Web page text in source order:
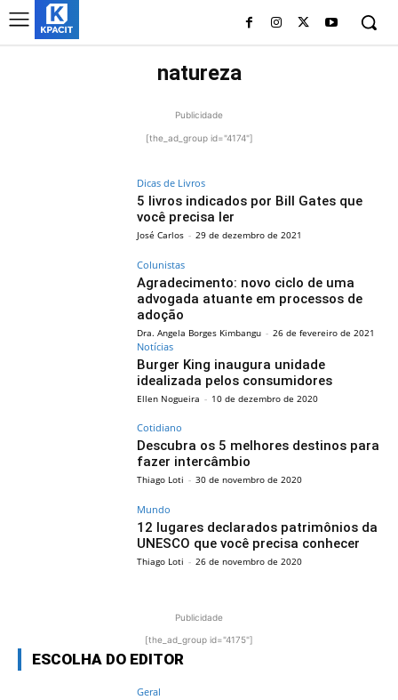
natureza
Publicidade
[the_ad_group id="4174"]
Dicas de Livros
5 livros indicados por Bill Gates que
você precisa ler
José Carlos - 29 de dezembro de 2021
Colunistas
Agradecimento: novo ciclo de uma
advogada atuante em processos de
adoção
Dra. Angela Borges Kimbangu - 26 de fevereiro de 2021
Notícias
Burger King inaugura unidade
idealizada pelos consumidores
Ellen Nogueira - 10 de dezembro de 2020
Cotidiano
Descubra os 5 melhores destinos para
fazer intercâmbio
Thiago Loti - 30 de novembro de 2020
Mundo
12 lugares declarados patrimônios da
UNESCO que você precisa conhecer
Thiago Loti - 26 de novembro de 2020
Publicidade
[the_ad_group id="4175"]
ESCOLHA DO EDITOR
Geral